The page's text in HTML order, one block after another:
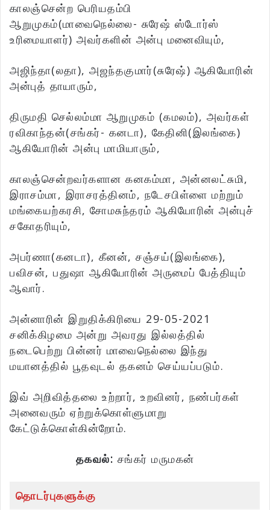
காலஞ்சென்ற பெரியதம்பி
ஆறுமுகம்(மாவைநெல்லை- சுரேஷ் ஸ்டோர்ஸ்
உரிமையாளர்) அவர்களின் அன்பு மனைவியும்,
அஜிந்தா(லதா), அஜந்தகுமார்(சுரேஷ்) ஆகியோரின்
அன்புத் தாயாரும்,
திருமதி செல்லம்மா ஆறுமுகம் (கமலம்), அவர்கள்
ரவிகாந்தன்(சங்கர்- கனடா), கேதினி(இலங்கை)
ஆகியோரின் அன்பு மாமியாரும்,
காலஞ்சென்றவர்களான கனகம்மா, அன்னலட்சுமி,
இராசம்மா, இராசரத்தினம், நடேசபிள்ளை மற்றும்
மங்கையற்கரசி, சோமசுந்தரம் ஆகியோரின் அன்புச்
சகோதரியும்,
அபர்ணா(கனடா), கீனன், சஞ்சய்(இலங்கை),
பவிசன், பதுஷா ஆகியோரின் அருமைப் பேத்தியும்
ஆவார்.
அன்னாரின் இறுதிக்கிரியை 29-05-2021
சனிக்கிழமை அன்று அவரது இல்லத்தில்
நடைபெற்று பின்னர் மாவைநெல்லை இந்து
மயானத்தில் பூதவுடல் தகனம் செய்யப்படும்.
இவ் அறிவித்தலை உற்றார், உறவினர், நண்பர்கள்
அனைவரும் ஏற்றுக்கொள்ளுமாறு
கேட்டுக்கொள்கின்றோம்.
தகவல்: சங்கர் மருமகன்
தொடர்புகளுக்கு